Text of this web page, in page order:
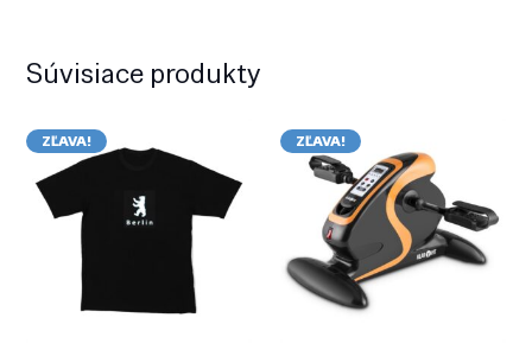
Súvisiace produkty
ZĽAVA! ZĽAVA!